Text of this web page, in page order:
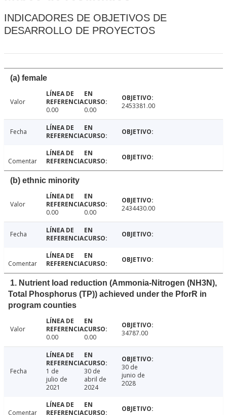
INDICADORES DE OBJETIVOS DE
DESARROLLO DE PROYECTOS
(a) female
Valor
0.00
0.00 2453381.00
Fecha
Comentar
(b) ethnic minority
Valor
0.00
0.00 2434430.00
Fecha
Comentar
1. Nutrient load reduction (Ammonia-Nitrogen (NH3N),
Total Phosphorus (TP)) achieved under the PforR in
program counties
Valor
0.00
0.00 34787.00
Fecha
1 de
julio de
2021
30 de
abril de
2024
30 de
junio de
2028
Comentar